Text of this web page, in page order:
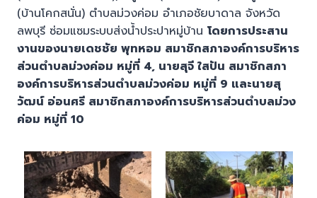
(บ้านโคกสนั่น) ตำบลม่วงค่อม อำเภอชัยบาดาล จังหวัด
ลพบุรี ซ่อมแซมระบบส่งน้ำประปาหมู่บ้าน โดยการประสาน
งานของนายเดชชัย พุทหอม สมาชิกสภาองค์การบริหาร
ส่วนตำบลม่วงค่อม หมู่ที่ 4, นายสุจี ใสปัน สมาชิกสภา
องค์การบริหารส่วนตำบลม่วงค่อม หมู่ที่ 9 และนายสุ
วัฒน์ อ่อนศรี สมาชิกสภาองค์การบริหารส่วนตำบลม่วง
ค่อม หมู่ที่ 10